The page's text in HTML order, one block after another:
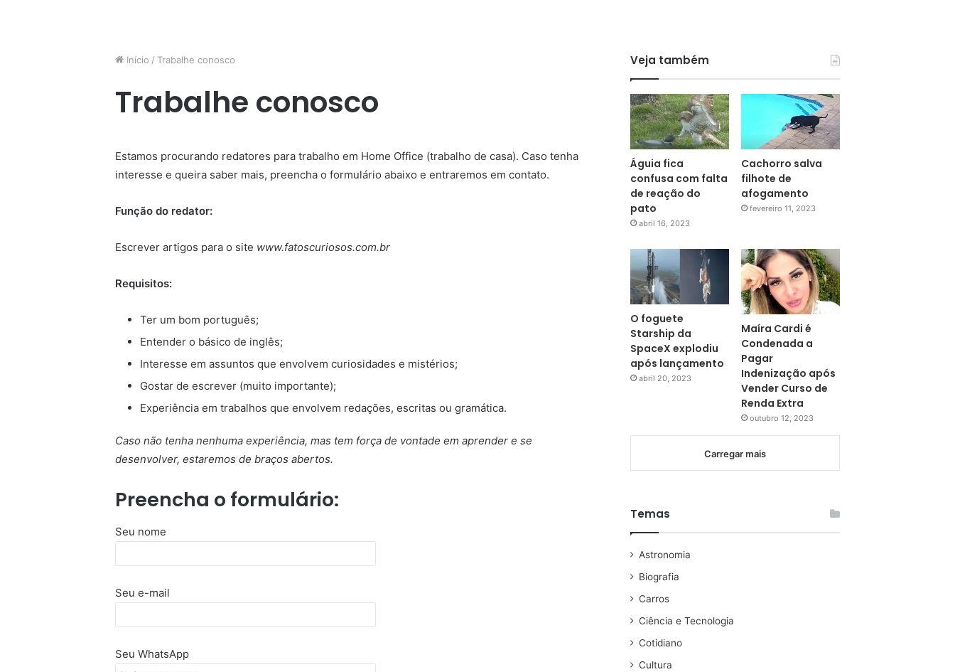
Início / Trabalhe conosco
Trabalhe conosco
Estamos procurando redatores para trabalho em Home Office (trabalho de casa). Caso tenha
interesse e queira saber mais, preencha o formulário abaixo e entraremos em contato.
Função do redator:
Escrever artigos para o site www.fatoscuriosos.com.br
Requisitos:
Ter um bom português;
Entender o básico de inglês;
Interesse em assuntos que envolvem curiosidades e mistérios;
Gostar de escrever (muito importante);
Experiência em trabalhos que envolvem redações, escritas ou gramática.
Caso não tenha nenhuma experiência, mas tem força de vontade em aprender e se
desenvolver, estaremos de braços abertos.
Preencha o formulário:
Seu nome
Seu e-mail
Seu WhatsApp
Veja também
Águia fica
confusa com falta
de reação do
pato
abril 16, 2023
Cachorro salva
filhote de
afogamento
fevereiro 11, 2023
O foguete
Starship da
SpaceX explodiu
após lançamento
abril 20, 2023
Maíra Cardi é
Condenada a
Pagar
Indenização após
Vender Curso de
Renda Extra
outubro 12, 2023
Carregar mais
Temas
Astronomia
Biografia
Carros
Ciência e Tecnologia
Cotidiano
Cultura